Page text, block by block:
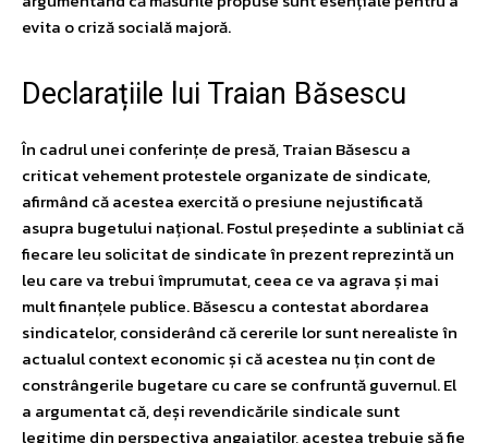
evita o criză socială majoră.
Declarațiile lui Traian Băsescu
În cadrul unei conferințe de presă, Traian Băsescu a
criticat vehement protestele organizate de sindicate,
afirmând că acestea exercită o presiune nejustificată
asupra bugetului național. Fostul președinte a subliniat că
fiecare leu solicitat de sindicate în prezent reprezintă un
leu care va trebui împrumutat, ceea ce va agrava și mai
mult finanțele publice. Băsescu a contestat abordarea
sindicatelor, considerând că cererile lor sunt nerealiste în
actualul context economic și că acestea nu țin cont de
constrângerile bugetare cu care se confruntă guvernul. El
a argumentat că, deși revendicările sindicale sunt
legitime din perspectiva angajaților, acestea trebuie să fie